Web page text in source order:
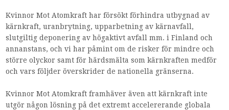
Kvinnor Mot Atomkraft har försökt förhindra utbygnad av
kärnkraft, uranbrytning, upparbetning av kärnavfall,
slutgiltig deponering av högaktivt avfall mm. i Finland och
annanstans, och vi har påmint om de risker för mindre och
större olyckor samt för härdsmälta som kärnkraften medför
och vars följder överskrider de nationella gränserna.
Kvinnor Mot Atomkraft framhäver även att kärnkraft inte
utgör någon lösning på det extremt accelererande globala